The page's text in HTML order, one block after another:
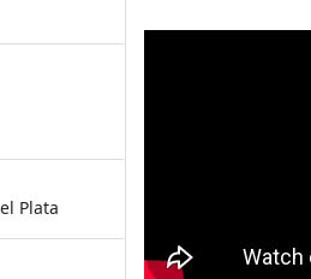
Plata